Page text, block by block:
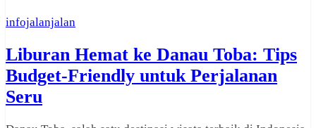
infojalanjalan
Liburan Hemat ke Danau Toba: Tips
Budget-Friendly untuk Perjalanan
Seru